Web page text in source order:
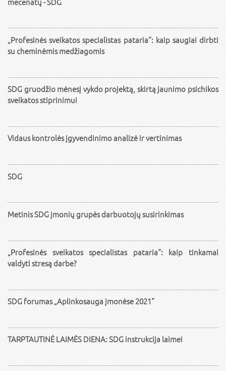
„Profesinės sveikatos specialistas pataria“: kaip saugiai dirbti
su cheminėmis medžiagomis
SDG gruodžio mėnesį vykdo projektą, skirtą jaunimo psichikos
sveikatos stiprinimui
Vidaus kontrolės įgyvendinimo analizė ir vertinimas
SDG
Metinis SDG įmonių grupės darbuotojų susirinkimas
„Profesinės sveikatos specialistas pataria“: kaip tinkamai
valdyti stresą darbe?
SDG forumas „Aplinkosauga įmonėse 2021“
TARPTAUTINĖ LAIMĖS DIENA: SDG instrukcija laimei